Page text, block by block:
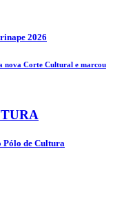
2026
nova Corte Cultural e marcou
Pólo de Cultura